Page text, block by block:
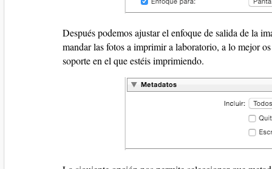
Después podemos ajustar el enfoque de salida de la
mandar las fotos a imprimir a laboratorio, a lo mejor
soporte en el que estéis imprimiendo.